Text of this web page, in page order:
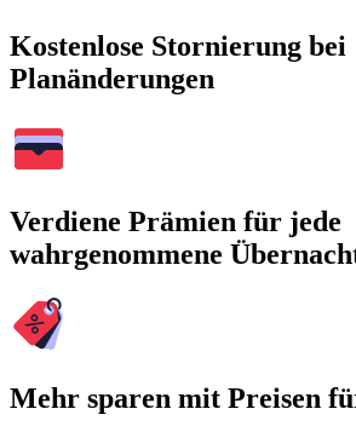
Kostenlose Stornierung bei
Planänderungen
Verdiene Prämien für jede
wahrgenommene
Mehr sparen mit Preisen